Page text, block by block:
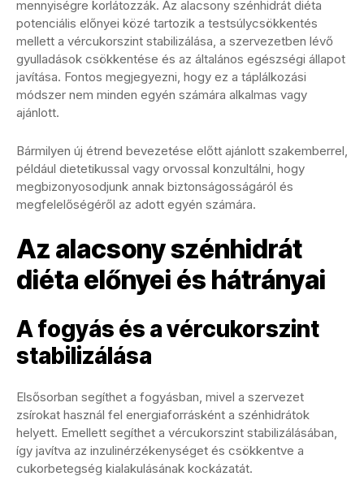
mennyiségre korlátozzák. Az alacsony szénhidrát diéta
potenciális előnyei közé tartozik a testsúlycsökkentés
mellett a vércukorszint stabilizálása, a szervezetben lévő
gyulladások csökkentése és az általános egészségi állapot
javítása. Fontos megjegyezni, hogy ez a táplálkozási
módszer nem minden egyén számára alkalmas vagy
ajánlott.
Bármilyen új étrend bevezetése előtt ajánlott szakemberrel,
például dietetikussal vagy orvossal konzultálni, hogy
megbizonyosodjunk annak biztonságosságáról és
megfelelőségéről az adott egyén számára.
Az alacsony szénhidrát
diéta előnyei és hátrányai
A fogyás és a vércukorszint
stabilizálása
Elsősorban segíthet a fogyásban, mivel a szervezet
zsírokat használ fel energiaforrásként a szénhidrátok
helyett. Emellett segíthet a vércukorszint stabilizálásában,
így javítva az inzulinérzékenységet és csökkentve a
cukorbetegség kialakulásának kockázatát.